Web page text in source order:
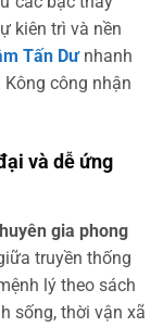
kiên trì và nền
Tấn Dưnhanh
công nhận
và dễ ứng
gia phong
truyền thống
lý theo sách
sống, thời vận xã